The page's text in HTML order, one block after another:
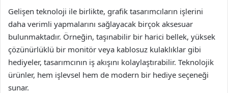
Gelişen teknoloji ile birlikte, grafik tasarımcıların işlerini
daha verimli yapmalarını sağlayacak birçok aksesuar
bulunmaktadır. Örneğin, taşınabilir bir harici bellek, yüksek
çözünürlüklü bir monitör veya kablosuz kulaklıklar gibi
hediyeler, tasarımcının iş akışını kolaylaştırabilir. Teknolojik
ürünler, hem işlevsel hem de modern bir hediye seçeneği
sunar.